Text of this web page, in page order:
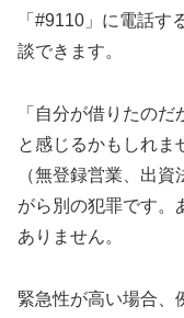
「#9110」に電話す
談できます。
「自分が借りたの
と感じるかもしれま
（無登録営業、出
がら別の犯罪です。
ありません。
緊急性が高い場合、